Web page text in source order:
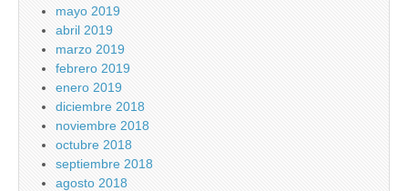
mayo 2019
abril 2019
marzo 2019
febrero 2019
enero 2019
diciembre 2018
noviembre 2018
octubre 2018
septiembre 2018
agosto 2018